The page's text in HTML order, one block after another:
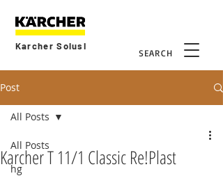
SEARCH
Karcher Solusi
Post
All Posts
hg
All Posts
Karcher T 11/1 Classic Re!Plast